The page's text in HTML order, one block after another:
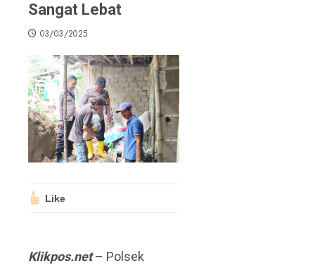
Sangat Lebat
03/03/2025
Like
Klikpos.net– Polsek